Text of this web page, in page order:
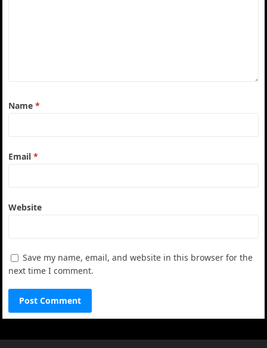
Name*
Email*
Website
Save my name, email, and website in this browser for the
next time I comment.